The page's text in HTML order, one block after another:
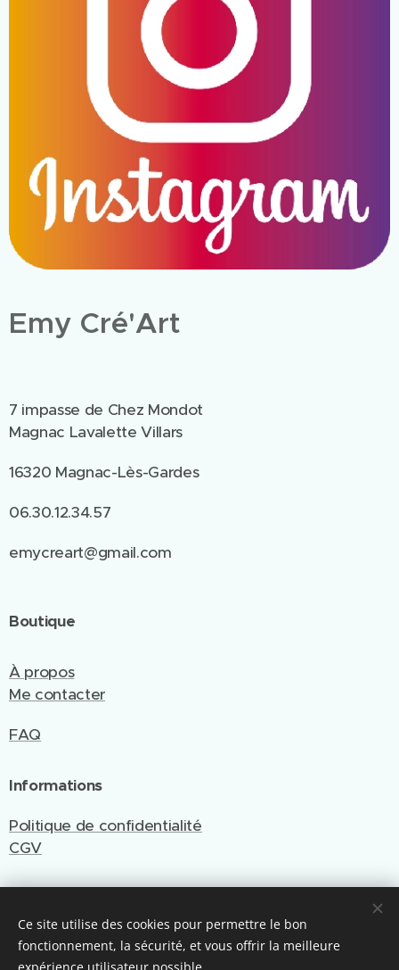
Emy Cré'Art
7 impasse de Chez Mondot
Magnac Lavalette Villars
16320 Magnac-Lès-Gardes
06.30.12.34.57
emycreart@gmail.com
Boutique
À propos
Me contacter
FAQ
Informations
Politique de confidentialité
CGV
Site créé et géré par Emy Cré'Art
Optimisé par Webnode
Cookies
Ce site utilise des cookies pour permettre le bon
fonctionnement, la sécurité, et vous offrir la meilleure